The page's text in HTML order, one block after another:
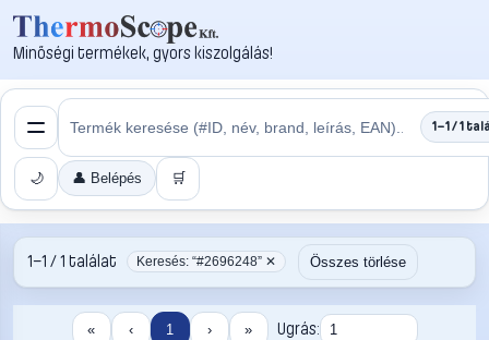
Minőségi termékek, gyors kiszolgálás!
1–1 / 1
🌙 👤 Belépés 🛒
1–1 / 1 találat Keresés: “#2696248” ✕ Összes törlése
« ‹ 1 › »
Ugrás: